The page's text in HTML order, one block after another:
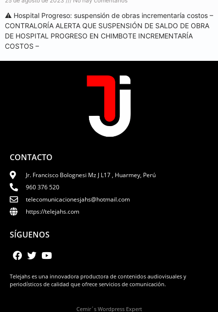
⚠️ Hospital Progreso: suspensión de obras incrementaría costos –
CONTRALORÍA ALERTA QUE SUSPENSIÓN DE SALDO DE OBRA
DE HOSPITAL PROGRESO EN CHIMBOTE INCREMENTARÍA
COSTOS –
CONTACTO
Jr. Francisco Bolognesi Mz J L17 , Huarmey, Perú
960 376 520
telecomunicacionesjahs@hotmail.com
https://telejahs.com
SÍGUENOS
Telejahs es una innovadora productora de contenidos audiovisuales y
periodísticos de calidad que ofrece servicios de comunicación.
Cemir´s Wordpress Expert